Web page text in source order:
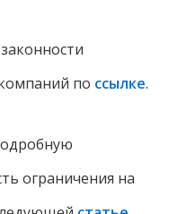
по ссылке.
ограничения на